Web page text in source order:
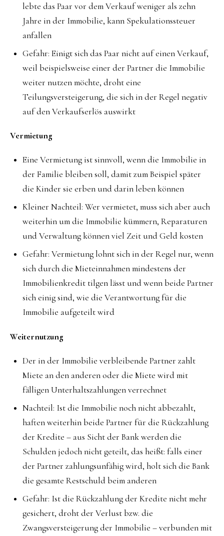
lebte das Paar vor dem Verkauf weniger als zehn
Jahre in der Immobilie, kann Spekulationssteuer
anfallen
Gefahr: Einigt sich das Paar nicht auf einen Verkauf,
weil beispielsweise einer der Partner die Immobilie
weiter nutzen möchte, droht eine
Teilungsversteigerung, die sich in der Regel negativ
auf den Verkaufserlös auswirkt
Vermietung
Eine Vermietung ist sinnvoll, wenn die Immobilie in
der Familie bleiben soll, damit zum Beispiel später
die Kinder sie erben und darin leben können
Kleiner Nachteil: Wer vermietet, muss sich aber auch
weiterhin um die Immobilie kümmern, Reparaturen
und Verwaltung können viel Zeit und Geld kosten
Gefahr: Vermietung lohnt sich in der Regel nur, wenn
sich durch die Mieteinnahmen mindestens der
Immobilienkredit tilgen lässt und wenn beide Partner
sich einig sind, wie die Verantwortung für die
Immobilie aufgeteilt wird
Weiternutzung
Der in der Immobilie verbleibende Partner zahlt
Miete an den anderen oder die Miete wird mit
fälligen Unterhaltszahlungen verrechnet
Nachteil: Ist die Immobilie noch nicht abbezahlt,
haften weiterhin beide Partner für die Rückzahlung
der Kredite – aus Sicht der Bank werden die
Schulden jedoch nicht geteilt, das heißt: falls einer
der Partner zahlungsunfähig wird, holt sich die Bank
die gesamte Restschuld beim anderen
Gefahr: Ist die Rückzahlung der Kredite nicht mehr
gesichert, droht der Verlust bzw. die
Zwangsversteigerung der Immobilie – verbunden mit